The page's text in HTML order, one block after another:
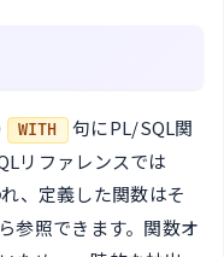
WITH
句にPL/SQL関
リファレンスでは
、定義した関数はそ
参照できます。関数オ